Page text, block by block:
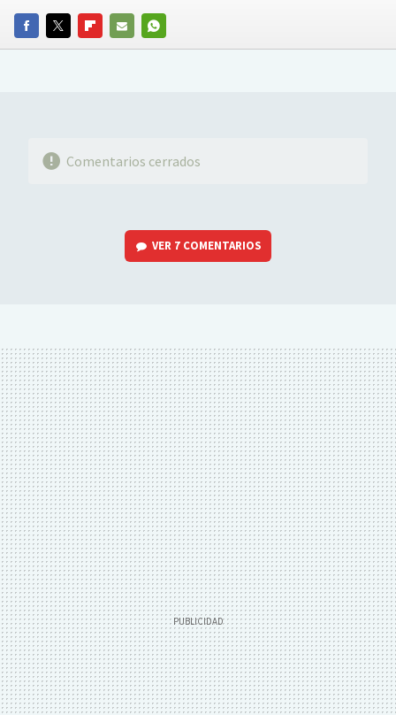
FACEBOOKTWITTERFLIPBOARD
E-
WHATSAPP
Comentarios cerrados
VER 7 COMENTARIOS